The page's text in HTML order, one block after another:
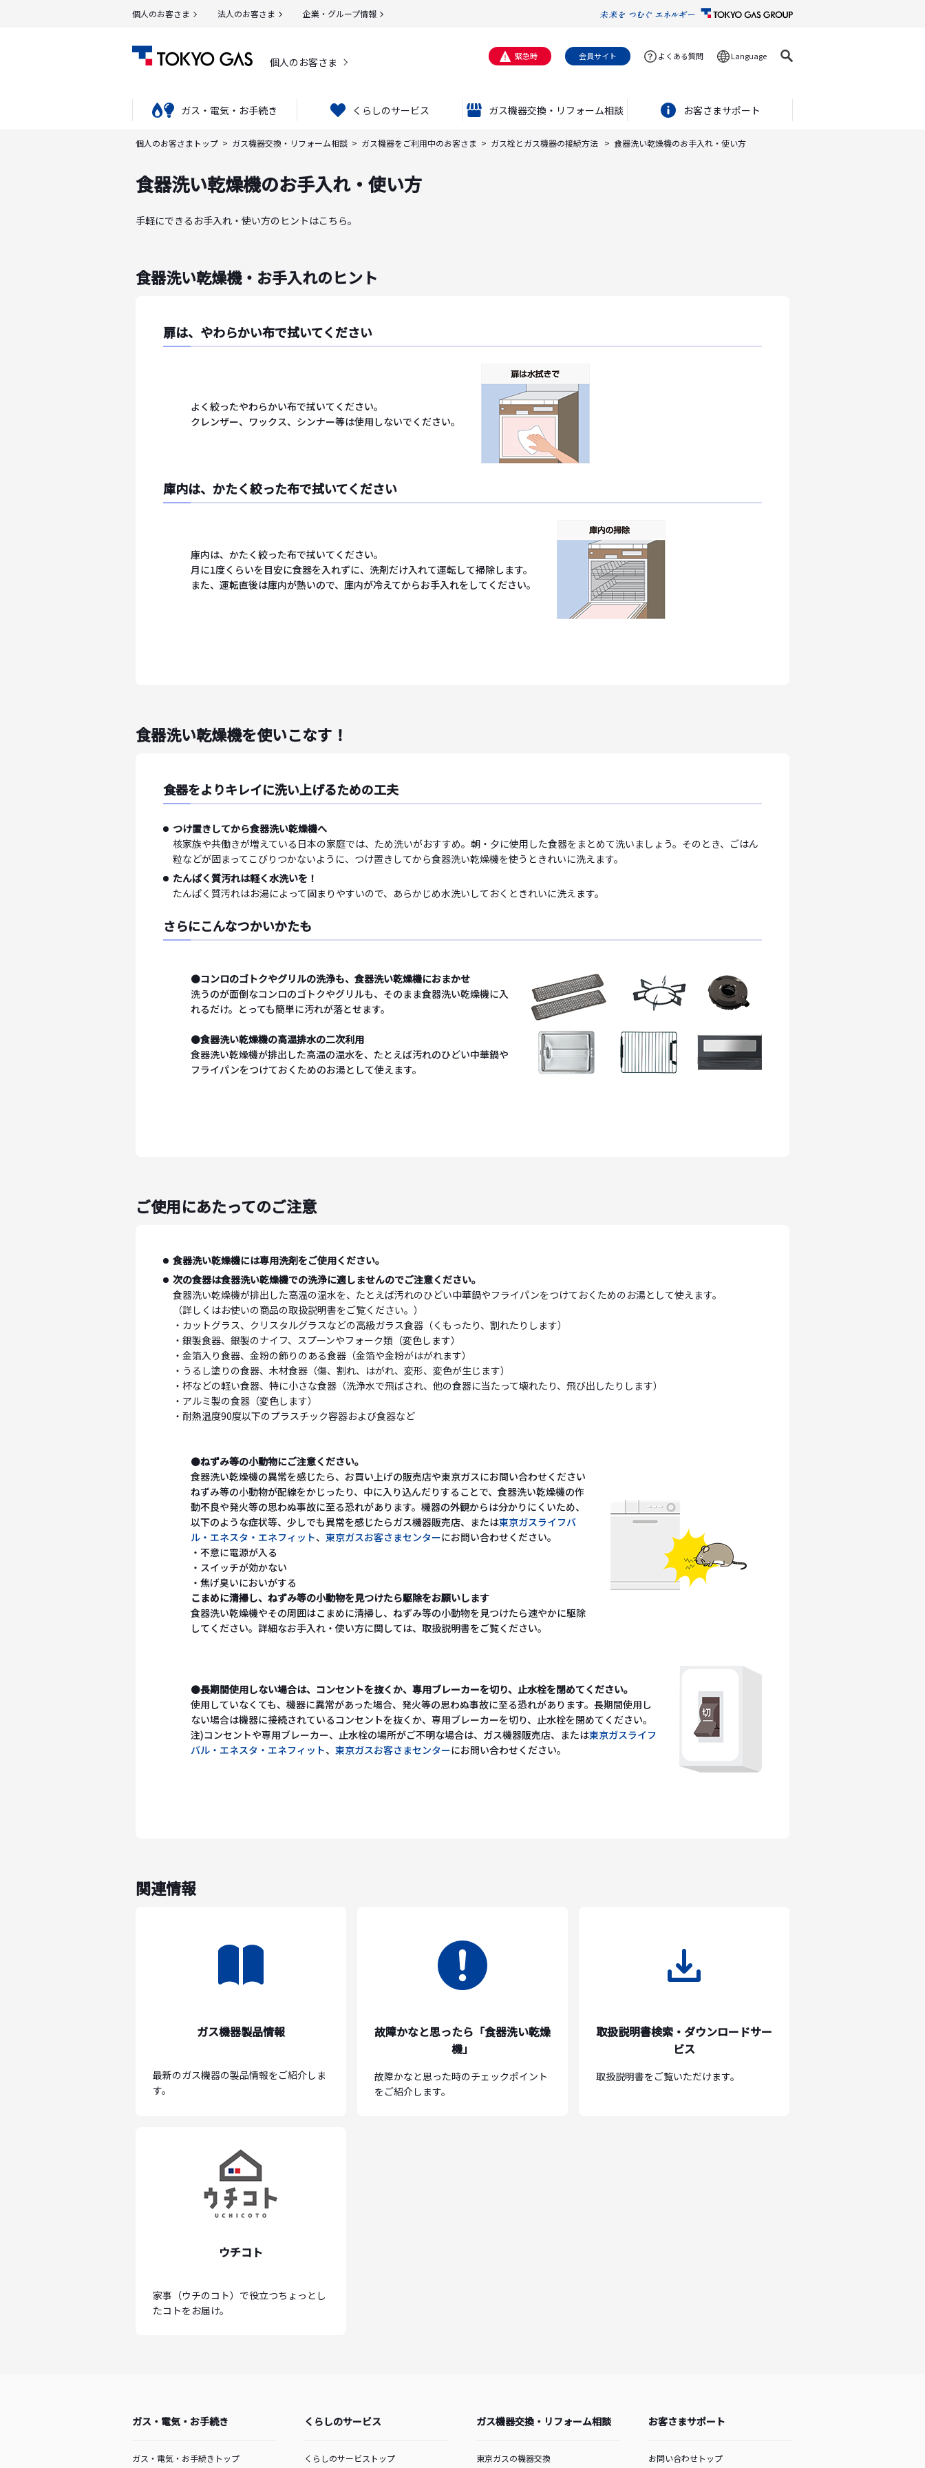
個人のお客さま 法人のお客さま 企業・グループ情報
個人のお客さま 緊急時 会員サイト よくある質問 Language
ガス・電気・お手続き くらしのサービス ガス機器交換・リフォーム相談 お客さまサポート
個人のお客さまトップ ガス機器交換・リフォーム相談 ガス機器をご利用中のお客さま ガス栓とガス機器の接続方法 食器洗い乾燥機のお手入れ・使い方
食器洗い乾燥機のお手入れ・使い方
手軽にできるお手入れ・使い方のヒントはこちら。
食器洗い乾燥機・お手入れのヒント
扉は、やわらかい布で拭いてください
よく絞ったやわらかい布で拭いてください。
クレンザー、ワックス、シンナー等は使用しないでください。
庫内は、かたく絞った布で拭いてください
庫内は、かたく絞った布で拭いてください。
月に1度くらいを目安に食器を入れずに、洗剤だけ入れて運転して掃除します。
また、運転直後は庫内が熱いので、庫内が冷えてからお手入れをしてください。
食器洗い乾燥機を使いこなす！
食器をよりキレイに洗い上げるための工夫
つけ置きしてから食器洗い乾燥機へ
核家族や共働きが増えている日本の家庭では、ため洗いがおすすめ。朝・夕に使用した食器をまとめて洗いましょう。そのとき、ごはん
粒などが固まってこびりつかないように、つけ置きしてから食器洗い乾燥機を使うときれいに洗えます。
たんぱく質汚れは軽く水洗いを！
たんぱく質汚れはお湯によって固まりやすいので、あらかじめ水洗いしておくときれいに洗えます。
さらにこんなつかいかたも
●コンロのゴトクやグリルの洗浄も、食器洗い乾燥機におまかせ
洗うのが面倒なコンロのゴトクやグリルも、そのまま食器洗い乾燥機に入
れるだけ。とっても簡単に汚れが落とせます。
●食器洗い乾燥機の高温排水の二次利用
食器洗い乾燥機が排出した高温の温水を、たとえば汚れのひどい中華鍋や
フライパンをつけておくためのお湯として使えます。
ご使用にあたってのご注意
食器洗い乾燥機には専用洗剤をご使用ください。
次の食器は食器洗い乾燥機での洗浄に適しませんのでご注意ください。
食器洗い乾燥機が排出した高温の温水を、たとえば汚れのひどい中華鍋やフライパンをつけておくためのお湯として使えます。
（詳しくはお使いの商品の取扱説明書をご覧ください。）
・カットグラス、クリスタルグラスなどの高級ガラス食器（くもったり、割れたりします）
・銀製食器、銀製のナイフ、スプーンやフォーク類（変色します）
・金箔入り食器、金粉の飾りのある食器（金箔や金粉がはがれます）
・うるし塗りの食器、木材食器（傷、割れ、はがれ、変形、変色が生じます）
・杯などの軽い食器、特に小さな食器（洗浄水で飛ばされ、他の食器に当たって壊れたり、飛び出したりします）
・アルミ製の食器（変色します）
・耐熱温度90度以下のプラスチック容器および食器など
●ねずみ等の小動物にご注意ください。
食器洗い乾燥機の異常を感じたら、お買い上げの販売店や東京ガスにお問い合わせください
ねずみ等の小動物が配線をかじったり、中に入り込んだりすることで、食器洗い乾燥機の作
動不良や発火等の思わぬ事故に至る恐れがあります。機器の外観からは分かりにくいため、
以下のような症状等、少しでも異常を感じたらガス機器販売店、または東京ガスライフバ
ル・エネスタ・エネフィット、 東京ガスお客さまセンターにお問い合わせください。
・不意に電源が入る
・スイッチが効かない
・焦げ臭いにおいがする
こまめに清掃し、ねずみ等の小動物を見つけたら駆除をお願いします
食器洗い乾燥機やその周囲はこまめに清掃し、ねずみ等の小動物を見つけたら速やかに駆除
してください。詳細なお手入れ・使い方に関しては、取扱説明書をご覧ください。
●長期間使用しない場合は、コンセントを抜くか、専用ブレーカーを切り、止水栓を閉めてください。
使用していなくても、機器に異常があった場合、発火等の思わぬ事故に至る恐れがあります。長期間使用し
ない場合は機器に接続されているコンセントを抜くか、専用ブレーカーを切り、止水栓を閉めてください。
注)コンセントや専用ブレーカー、止水栓の場所がご不明な場合は、ガス機器販売店、または東京ガスライフ
バル・エネスタ・エネフィット、 東京ガスお客さまセンターにお問い合わせください。
関連情報
ガス機器製品情報
最新のガス機器の製品情報をご紹介しま
す。
故障かなと思ったら「食器洗い乾燥
機」
故障かなと思った時のチェックポイント
をご紹介します。
取扱説明書検索・ダウンロードサー
ビス
取扱説明書をご覧いただけます。
ウチコト
家事（ウチのコト）で役立つちょっとし
たコトをお届け。
ガス・電気・お手続き
ガス・電気・お手続きトップ
くらしのサービス
くらしのサービストップ
ガス機器交換・リフォーム相談
東京ガスの機器交換
お客さまサポート
お問い合わせトップ